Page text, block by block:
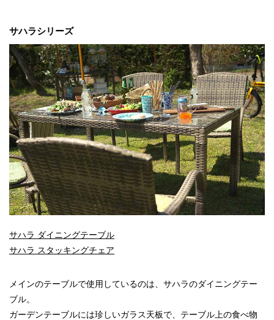
サハラシリーズ
サハラ ダイニングテーブル
サハラ スタッキングチェア
メインのテーブルで使用しているのは、サハラのダイニングテー
ブル。
ガーデンテーブルには珍しいガラス天板で、テーブル上の食べ物